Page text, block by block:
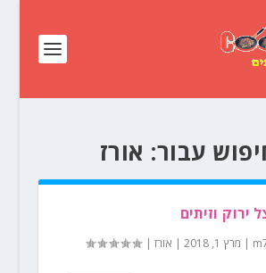
עבור: אורז
ירוק וזיתים
| מרץ 1, 2018 | אורז|